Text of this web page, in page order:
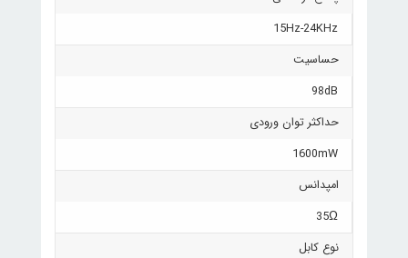
15Hz-24KHz
حساسیت
98dB
حداکثر توان ورودی
1600mW
امپدانس
35Ω
نوع کابل